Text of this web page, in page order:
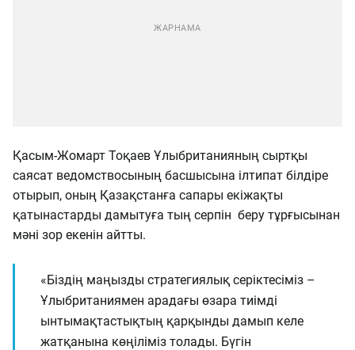
Қасым-Жомарт Тоқаев Ұлыбританияның сыртқы
саясат ведомствосының басшысына ілтипат білдіре
отырып, оның Қазақстанға сапары екіжақты
қатынастарды дамытуға тың серпін беру тұрғысынан
мәні зор екенін айтты.
«Біздің маңызды стратегиялық серіктесіміз –
Ұлыбританиямен арадағы өзара тиімді
ынтымақтастықтың қарқынды дамып келе
жатқанына көңіліміз толады. Бүгін